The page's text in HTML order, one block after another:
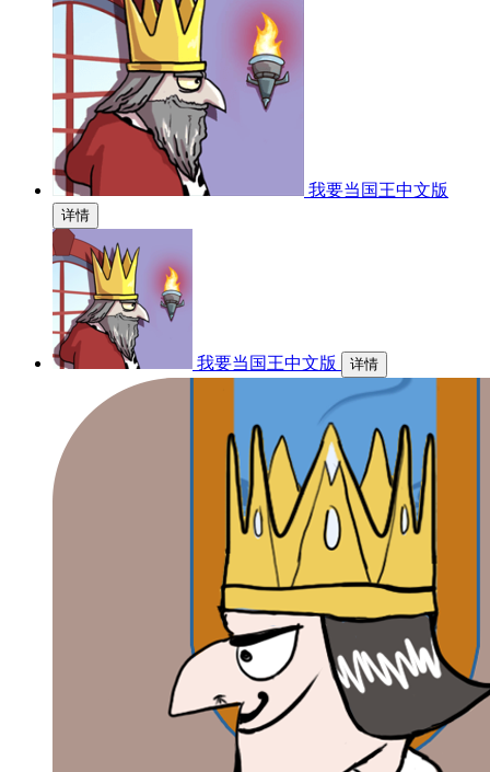
我要当国王中文版
详情
我要当国王中文版 详情